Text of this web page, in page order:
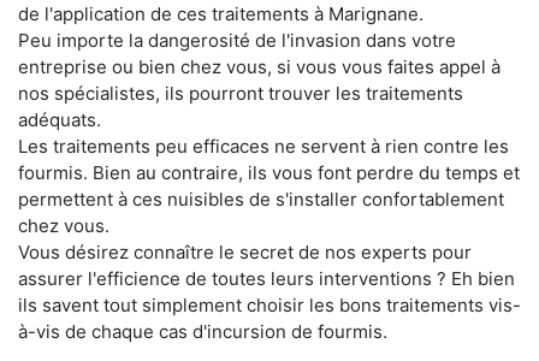
de l'application de ces traitements à Marignane.
Peu importe la dangerosité de l'invasion dans votre
entreprise ou bien chez vous, si vous vous faites appel à
nos spécialistes, ils pourront trouver les traitements
adéquats.
Les traitements peu efficaces ne servent à rien contre les
fourmis. Bien au contraire, ils vous font perdre du temps et
permettent à ces nuisibles de s'installer confortablement
chez vous.
Vous désirez connaître le secret de nos experts pour
assurer l'efficience de toutes leurs interventions ? Eh bien
ils savent tout simplement choisir les bons traitements vis-
à-vis de chaque cas d'incursion de fourmis.